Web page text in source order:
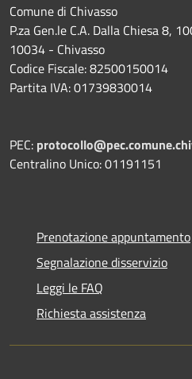
Comune di Chivasso
P.za Gen.le C.A. Dalla Chiesa 8,
10034 - Chivasso
Codice Fiscale: 82500150014
Partita IVA: 01739830014
PEC:
Centralino Unico: 01191151
Prenotazione appuntamento
Segnalazione disservizio
Leggi le FAQ
Richiesta assistenza